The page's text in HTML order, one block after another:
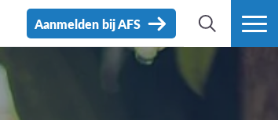
ZOEK MEER
Aanmelden bij AFS